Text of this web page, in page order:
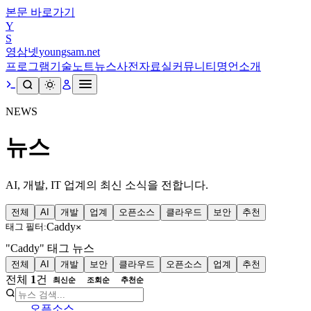
본문 바로가기
Y
S
영삼넷youngsam.net
프로그램기술노트뉴스사전 자료실커뮤니티 명언 소개
NEWS
뉴스
AI, 개발, IT 업계의 최신 소식을 전합니다.
전체 AI 개발 업계 오픈소스 클라우드 보안
추천
태그 필터:Caddy×
"Caddy" 태그 뉴스
전체 AI 개발 보안 클라우드 오픈소스 업계 추천
전체 1건 최신순 조회순 추천순
오픈소스